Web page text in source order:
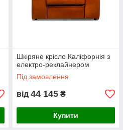
Шкіряне крісло Каліфорнія з
електро-реклайнером
Під замовлення
від 44 145 ₴
Купити